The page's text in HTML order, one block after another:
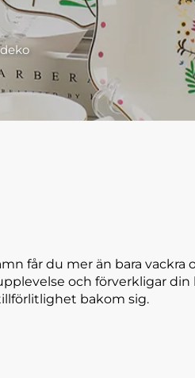
får du mer än bara
och förverkligar
bakom sig.